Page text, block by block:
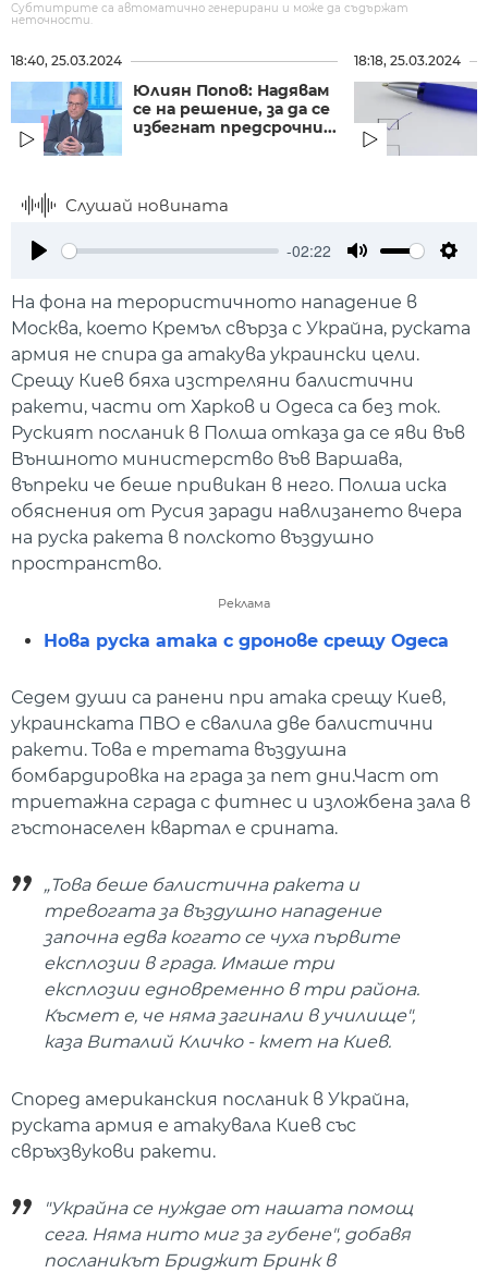
Субтитрите са автоматично генерирани и може да съдържат
неточности.
18:40, 25.03.2024
Юлиян Попов: Надявам
се на решение, за да се
избегнат предсрочни...
18:18, 25.03.2024
Слушай новината
-02:22
На фона на терористичното нападение в
Москва, което Кремъл свърза с Украйна, руската
армия не спира да атакува украински цели.
Срещу Киев бяха изстреляни балистични
ракети, части от Харков и Одеса са без ток.
Руският посланик в Полша отказа да се яви във
Външното министерство във Варшава,
въпреки че беше привикан в него. Полша иска
обяснения от Русия заради навлизането вчера
на руска ракета в полското въздушно
пространство.
Реклама
Нова руска атака с дронове срещу Одеса
Седем души са ранени при атака срещу Киев,
украинската ПВО е свалила две балистични
ракети. Това е третата въздушна
бомбардировка на града за пет дни.Част от
триетажна сграда с фитнес и изложбена зала в
гъстонаселен квартал е срината.
„Това беше балистична ракета и
тревогата за въздушно нападение
започна едва когато се чуха първите
експлозии в града. Имаше три
експлозии едновременно в три района.
Късмет е, че няма загинали в училище",
каза Виталий Кличко - кмет на Киев.
Според американския посланик в Украйна,
руската армия е атакувала Киев със
свръхзвукови ракети.
"Украйна се нуждае от нашата помощ
сега. Няма нито миг за губене", добавя
посланикът Бриджит Бринк в